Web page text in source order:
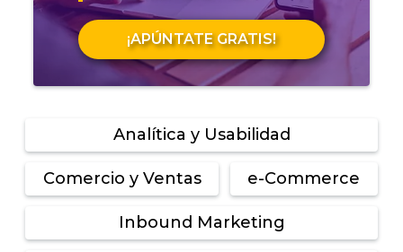
¡APÚNTATE GRATIS!
Analítica y Usabilidad
Comercio y Ventas e-Commerce
Inbound Marketing